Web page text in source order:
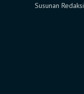
Susunan Redaksi